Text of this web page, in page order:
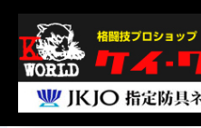
オリジナル フ
Post
navigation